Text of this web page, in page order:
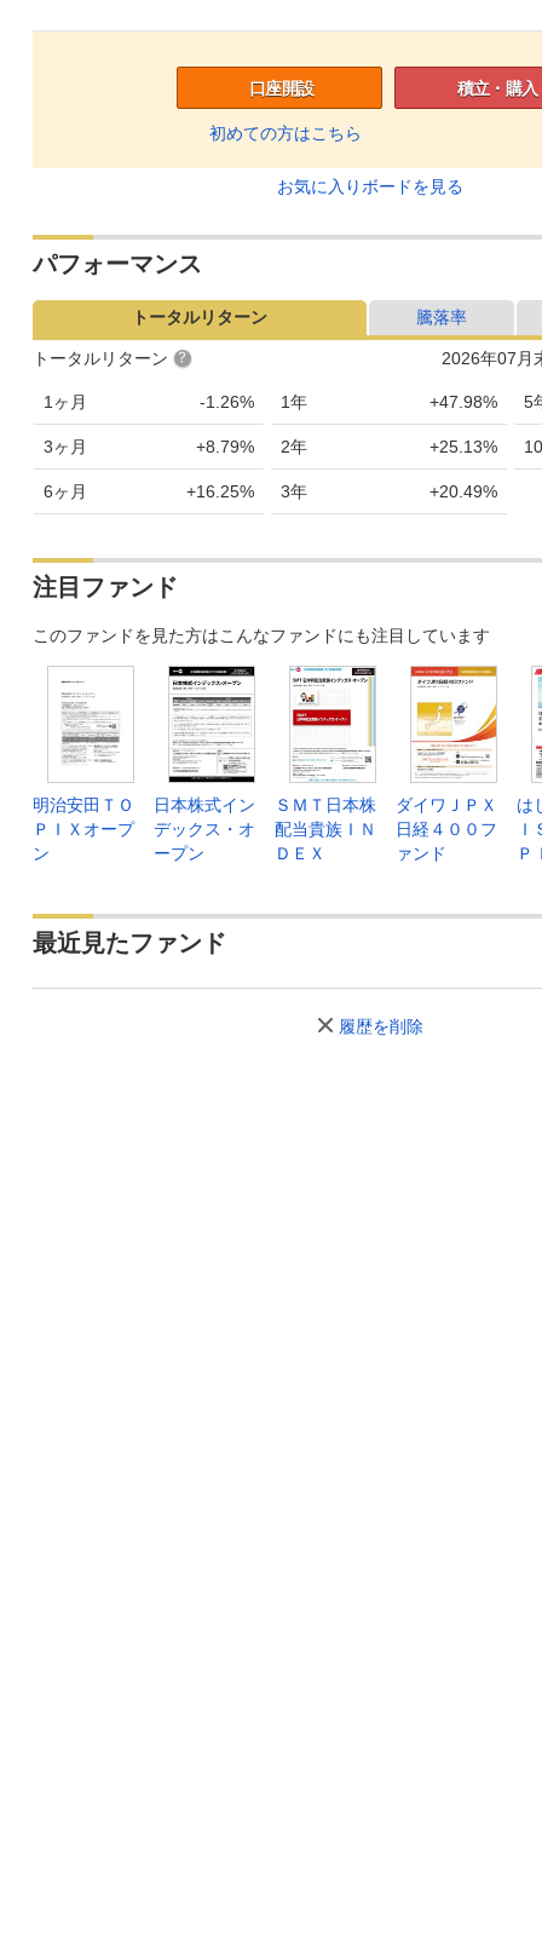
口座開設
初めての方はこちら
積立・購入
お気に入りボードを見る
パフォーマンス
トータルリターン 騰落率
2026年07月
トータルリターン
1ヶ月 -1.26%
3ヶ月 +8.79%
6ヶ月 +16.25%
1年 +47.98%
2年 +25.13%
3年 +20.49%
5
注目ファンド
このファンドを見た方はこんなファンドにも注目しています
明治安田ＴＯ
ＰＩＸオープ
ン
日本株式イン
デックス・オ
ープン
ＳＭＴ日本株
配当貴族ＩＮ
ＤＥＸ
ダイワＪＰＸ
日経４００フ
ァンド
は
Ｐ
最近見たファンド
履歴を削除